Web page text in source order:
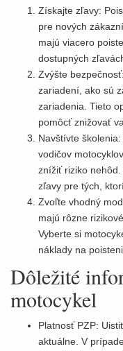
Získajte zľavy:
pre nových
majú viacero
dostupných
Zvýšte
zariadení, ako sú
zariadenia. Tieto
pomôcť znižovať
Navštívte
vodičov
znížiť riziko
zľavy pre tých,
Zvoľte vhodný
majú rôzne
Vyberte si
náklady na
Dôležité
motocykel
Platnosť PZP:
aktuálne. V